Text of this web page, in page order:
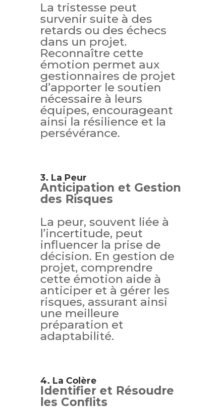
La tristesse peut
survenir suite à des
retards ou des échecs
dans un projet.
Reconnaître cette
émotion permet aux
gestionnaires de projet
d’apporter le soutien
nécessaire à leurs
équipes, encourageant
ainsi la résilience et la
persévérance.
3. La Peur
Anticipation et Gestion
des Risques
La peur, souvent liée à
l’incertitude, peut
influencer la prise de
décision. En gestion de
projet, comprendre
cette émotion aide à
anticiper et à gérer les
risques, assurant ainsi
une meilleure
préparation et
adaptabilité.
4. La Colère
Identifier et Résoudre
les Conflits